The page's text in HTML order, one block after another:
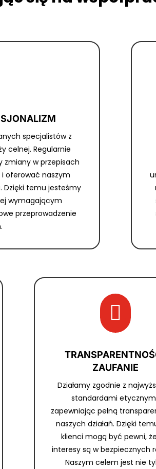
specjalistów z
celnej. Regularnie
zmiany w przepisach
oferować naszym
Dzięki temu jesteśmy
wymagającym
przeprowadzenie

ZAUFANIE
Działamy zgodnie z
standardami
zapewniając pełną
naszych działań. Dzięki
klienci mogą być pewni,
interesy są w bezpiecznych
Naszym celem jest nie